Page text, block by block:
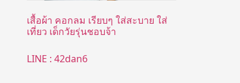
เสื้อผ้า คอกลม เรียบๆ ใส่สะบาย ใส่
เที่ยว เด็กวัยรุ่นชอบจ้า
LINE : 42dan6